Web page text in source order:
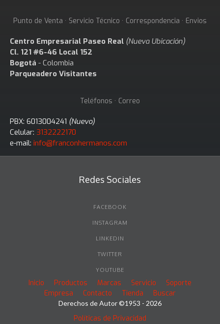
Punto de Venta · Servicio Técnico · Correspondencia · Envios
Centro Empresarial Paseo Real (Nueva Ubicación)
Cl. 121 #6-46 Local 152
Bogotá - Colombia
Parqueadero Visitantes
Teléfonos · Correo
PBX: 6013004241 (Nuevo)
Celular: 3132222170
e-mail: info@franconhermanos.com
Redes Sociales
FACEBOOK
INSTAGRAM
LINKEDIN
TWITTER
YOUTUBE
Inicio Productos Marcas Servicio
Soporte
Empresa
Contacto Tienda Buscar
Derechos de Autor ©1953 - 2026
Políticas de Privacidad